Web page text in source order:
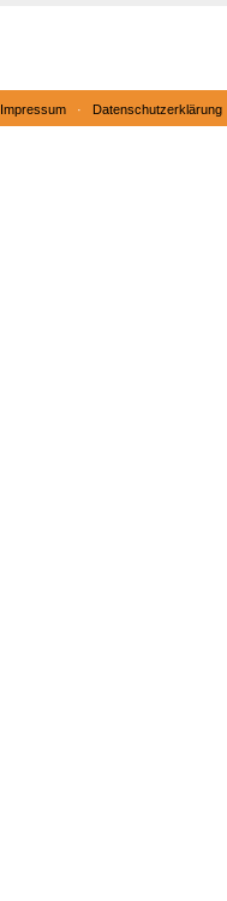
Impressum · Datenschutzerklärung